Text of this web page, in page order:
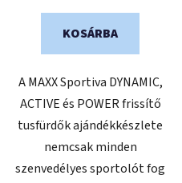
KOSÁRBA
A MAXX Sportiva DYNAMIC,
ACTIVE és POWER frissítő
tusfürdők ajándékkészlete
nemcsak minden
szenvedélyes sportolót fog